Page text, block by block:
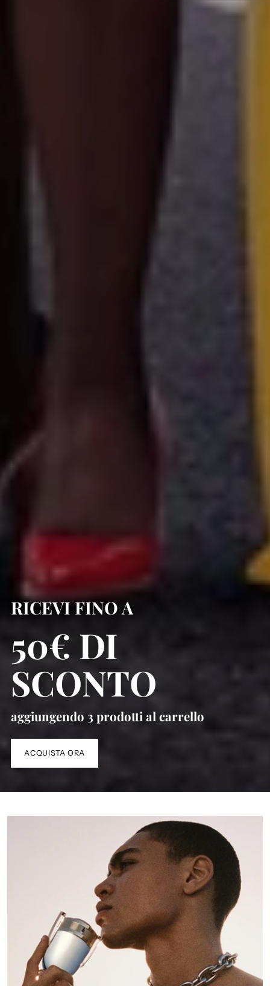
RICEVI FINO A
50€ DI
SCONTO
aggiungendo 3 prodotti al carrello
ACQUISTA ORA